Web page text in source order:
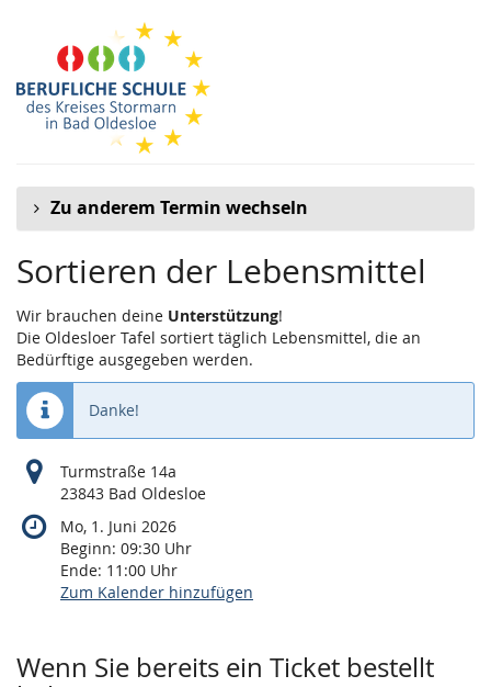
Haupt-
Inhalt
springen
Zu anderem Termin wechseln
Sortieren der Lebensmittel
Wir brauchen deine Unterstützung!
Die Oldesloer Tafel sortiert täglich Lebensmittel, die an
Bedürftige ausgegeben werden.
Danke!
Turmstraße 14a
23843 Bad Oldesloe
Mo, 1. Juni 2026
Beginn: 09:30 Uhr
Ende: 11:00 Uhr
Zum Kalender hinzufügen
Wenn Sie bereits ein Ticket bestellt